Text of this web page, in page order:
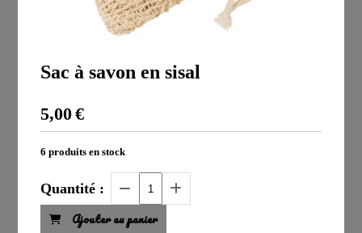
Sac à savon en sisal
5,00€
6 produits en stock
Quantité :
Ajouter au panier